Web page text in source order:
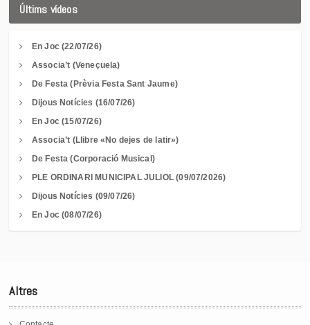
Últims vídeos
En Joc (22/07/26)
Associa’t (Veneçuela)
De Festa (Prèvia Festa Sant Jaume)
Dijous Notícies (16/07/26)
En Joc (15/07/26)
Associa’t (Llibre «No dejes de latir»)
De Festa (Corporació Musical)
PLE ORDINARI MUNICIPAL JULIOL (09/07/2026)
Dijous Notícies (09/07/26)
En Joc (08/07/26)
Altres